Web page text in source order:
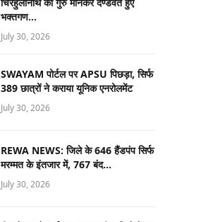
भक्तगण…
July 30, 2026
SWAYAM पोर्टल पर APSU पिछड़ा, सिर्फ
389 छात्रों ने कराया यूनिक एनरोलमेंट
July 30, 2026
REWA NEWS: जिले के 646 हैंडपंप सिर्फ
मरम्मत के इंतजार में, 767 बंद…
July 30, 2026